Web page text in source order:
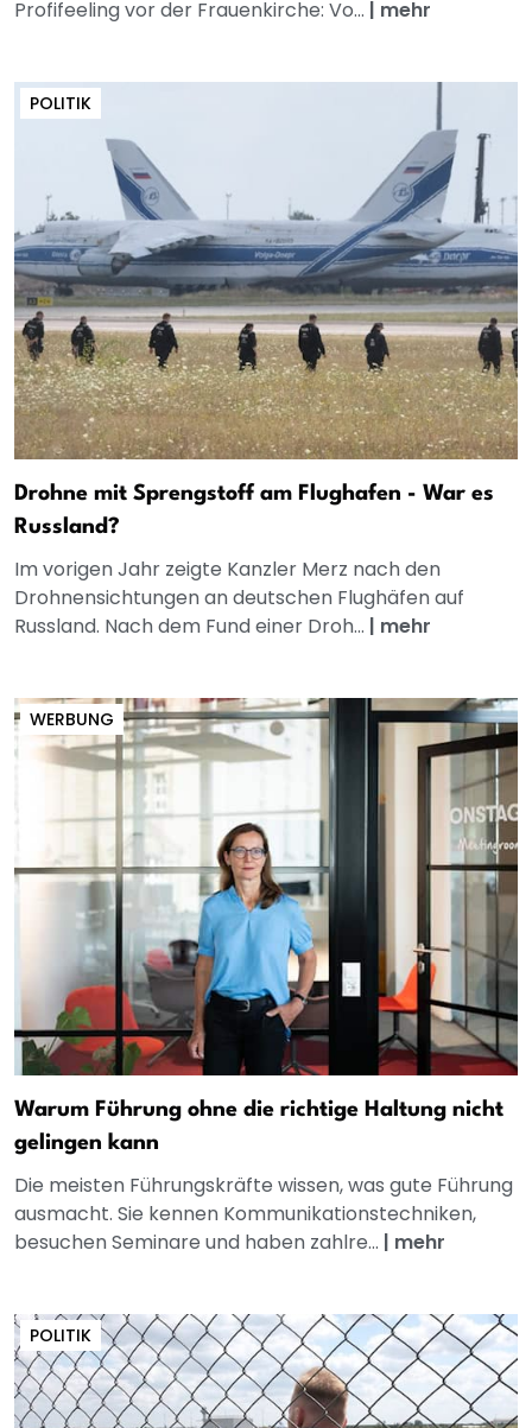
Profifeeling vor der Frauenkirche: Vo... | mehr
POLITIK
Drohne mit Sprengstoff am Flughafen - War es
Russland?
Im vorigen Jahr zeigte Kanzler Merz nach den
Drohnensichtungen an deutschen Flughäfen auf
Russland. Nach dem Fund einer Droh... | mehr
WERBUNG
Warum Führung ohne die richtige Haltung nicht
gelingen kann
Die meisten Führungskräfte wissen, was gute Führung
ausmacht. Sie kennen Kommunikationstechniken,
besuchen Seminare und haben zahlre... | mehr
POLITIK